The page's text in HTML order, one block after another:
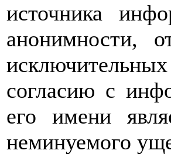
источника
анонимности,
согласию с
его имени
неминуемого